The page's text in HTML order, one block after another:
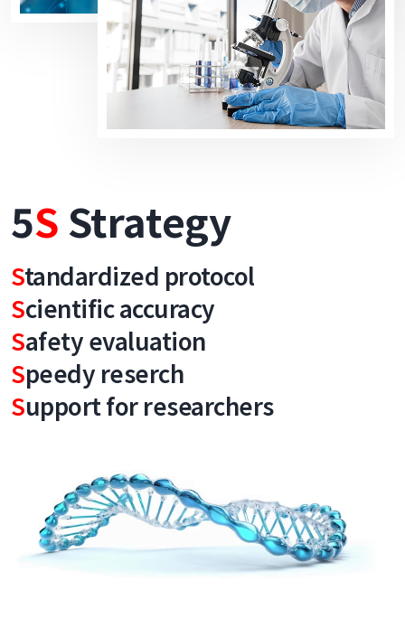
5S Strategy
Standardized protocol
Scientific accuracy
Safety evaluation
Speedy reserch
Support for researchers